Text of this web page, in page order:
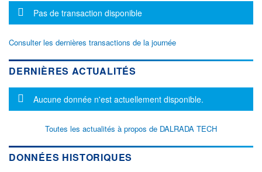
Message d'information
Pas de transaction disponible
Consulter les dernières transactions de la journée
DERNIÈRES ACTUALITÉS
Message d'information
Aucune donnée n'est actuellement disponible.
Toutes les actualités à propos de DALRADA TECH
DONNÉES HISTORIQUES